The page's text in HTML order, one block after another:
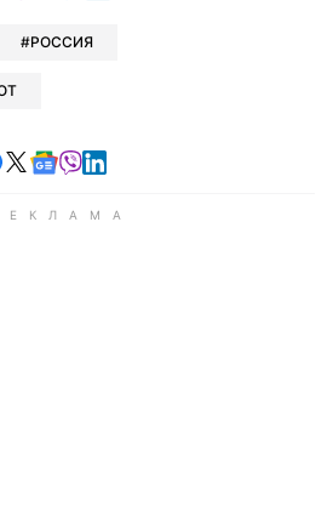
РОССИЯ
в Telegram
Читайте в Facebook
Читайте в X
Читайте в Google news
Читайте в Viber
Читайте в LinkedIn